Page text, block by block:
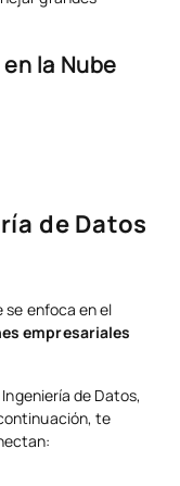
la Nube
de Datos
se enfoca en el
empresariales
de Datos,
te